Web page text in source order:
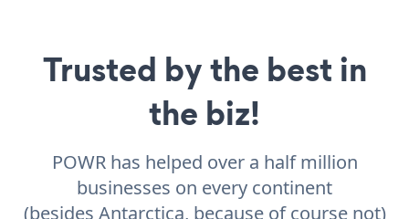
Trusted by the best in
the biz!
POWR has helped over a half million
businesses on every continent
(besides Antarctica, because of course not)